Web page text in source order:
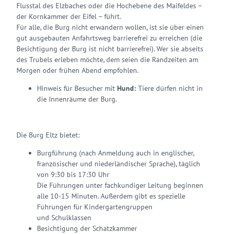
Flusstal des Elzbaches oder die Hochebene des Maifeldes –
der Kornkammer der Eifel – führt.
Für alle, die Burg nicht erwandern wollen, ist sie über einen
gut ausgebauten Anfahrtsweg barrierefrei zu erreichen (die
Besichtigung der Burg ist nicht barrierefrei). Wer sie abseits
des Trubels erleben möchte, dem seien die Randzeiten am
Morgen oder frühen Abend empfohlen.
Hinweis für Besucher mit Hund: Tiere dürfen nicht in
die Innenräume der Burg.
Die Burg Eltz bietet:
Burgführung (nach Anmeldung auch in englischer,
französischer und niederländischer Sprache), täglich
von 9:30 bis 17:30 Uhr
Die Führungen unter fachkundiger Leitung beginnen
alle 10-15 Minuten. Außerdem gibt es spezielle
Führungen für Kindergartengruppen
und Schulklassen
Besichtigung der Schatzkammer